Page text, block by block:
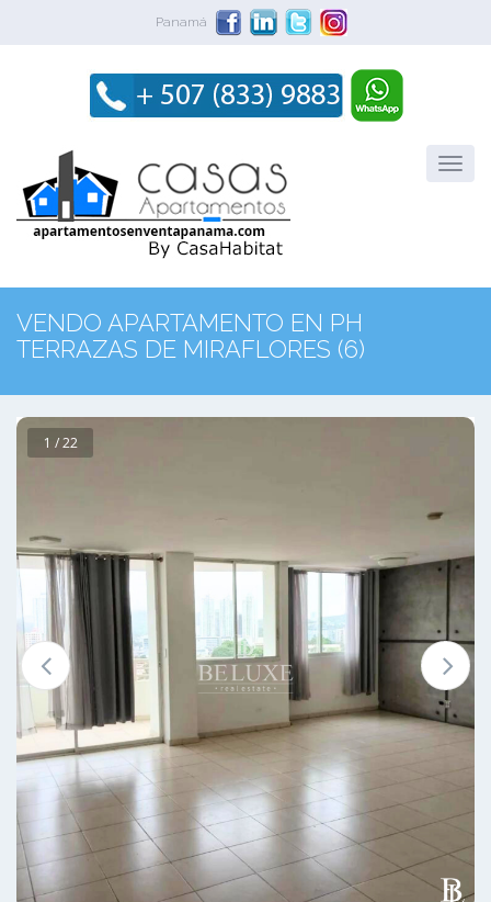
Panamá
VENDO APARTAMENTO EN PH
TERRAZAS DE MIRAFLORES (6)
1 / 22